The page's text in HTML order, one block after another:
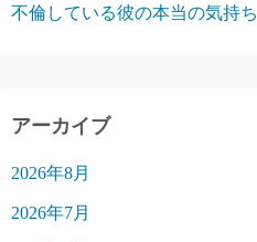
不倫している彼の本当の気持ち
アーカイブ
2026年8月
2026年7月